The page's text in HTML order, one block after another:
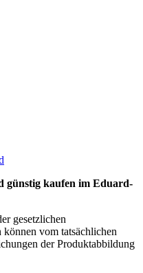
günstig kaufen im Eduard-
gesetzlichen
vom tatsächlichen
der Produktabbildung